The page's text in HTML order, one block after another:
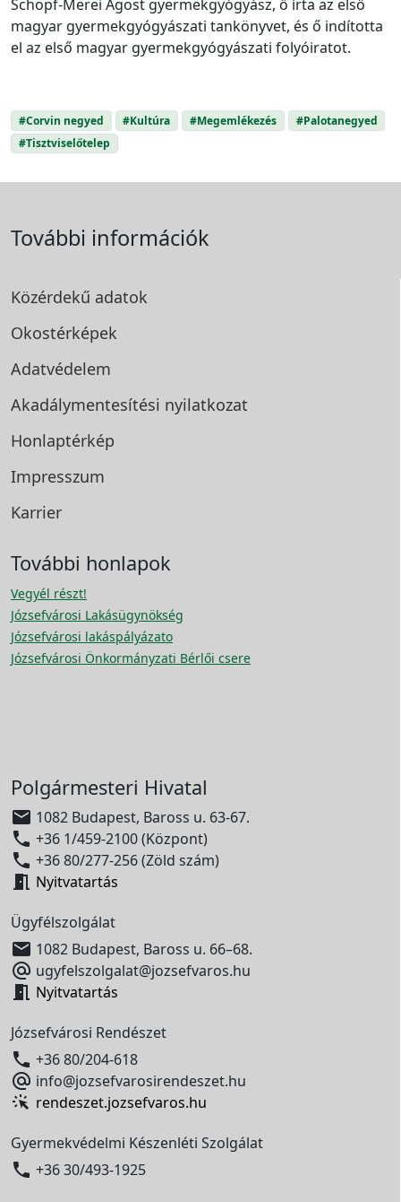
Schöpf-Merei Ágost gyermekgyógyász, ő írta az első
magyar gyermekgyógyászati tankönyvet, és ő indította
el az első magyar gyermek­gyógyászati folyóiratot.
#Corvin negyed #Kultúra #Megemlékezés
#Palotanegyed
#Tisztviselőtelep
További információk
Közérdekű adatok
Okostérképek
Adatvédelem
Akadálymentesítési nyilatkozat
Honlaptérkép
Impresszum
Karrier
További honlapok
Vegyél részt!
Józsefvárosi Lakásügynökség
Józsefvárosi lakáspályázato
Józsefvárosi Önkormányzati Bérlői csere
Polgármesteri Hivatal
 1082 Budapest, Baross u. 63-67.
 +36 1/459-2100 (Központ)
 +36 80/277-256 (Zöld szám)
 Nyitvatartás
Ügyfélszolgálat
 1082 Budapest, Baross u. 66–68.
 ugyfelszolgalat@jozsefvaros.hu
 Nyitvatartás
Józsefvárosi Rendészet
 +36 80/204-618
 info@jozsefvarosirendeszet.hu
rendeszet.jozsefvaros.hu
Gyermekvédelmi Készenléti Szolgálat
 +36 30/493-1925